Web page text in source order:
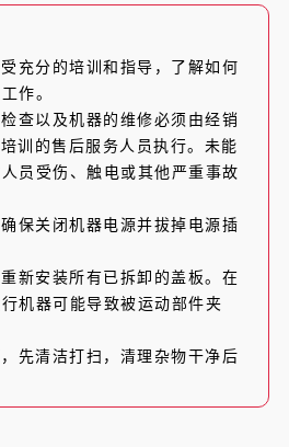
充分的培训和指导，了解如何
作。
查以及机器的维修必须由经销
训的售后服务人员执行。未能
员受伤、触电或其他严重事故
保关闭机器电源并拔掉电源插
新安装所有已拆卸的盖板。在
机器可能导致被运动部件夹
先清洁打扫，清理杂物干净后